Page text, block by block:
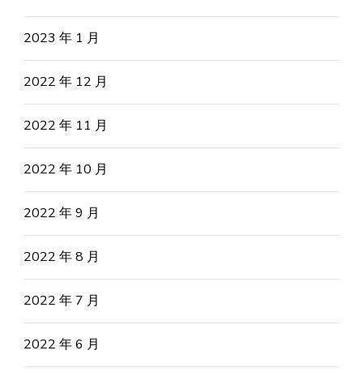
2023 年 1 月
2022 年 12 月
2022 年 11 月
2022 年 10 月
2022 年 9 月
2022 年 8 月
2022 年 7 月
2022 年 6 月